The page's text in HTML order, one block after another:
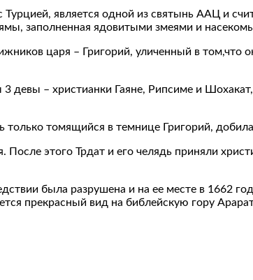
является одной из святынь ААЦ и
заполненная ядовитыми змеями и
царя – Григорий, уличенный в том,что
девы – христианки Гаяне, Рипсиме и
томящийся в темнице Григорий,
этого Трдат и его челядь приняли
была разрушена и на ее месте в 1662
прекрасный вид на библейскую гору